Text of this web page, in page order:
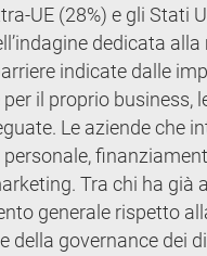
UE (28%) e gli Stati
dedicata
indicate dalle
il proprio business,
Le aziende che
Tra chi ha già
generale rispetto
della governance dei